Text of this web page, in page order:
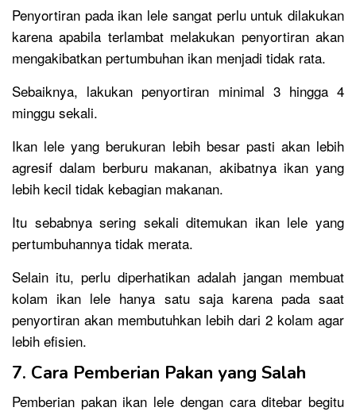
Penyortiran pada ikan lele sangat perlu untuk dilakukan
karena apabila terlambat melakukan penyortiran akan
mengakibatkan pertumbuhan ikan menjadi tidak rata.
Sebaiknya, lakukan penyortiran minimal 3 hingga 4
minggu sekali.
Ikan lele yang berukuran lebih besar pasti akan lebih
agresif dalam berburu makanan, akibatnya ikan yang
lebih kecil tidak kebagian makanan.
Itu sebabnya sering sekali ditemukan ikan lele yang
pertumbuhannya tidak merata.
Selain itu, perlu diperhatikan adalah jangan membuat
kolam ikan lele hanya satu saja karena pada saat
penyortiran akan membutuhkan lebih dari 2 kolam agar
lebih efisien.
7. Cara Pemberian Pakan yang Salah
Pemberian pakan ikan lele dengan cara ditebar begitu